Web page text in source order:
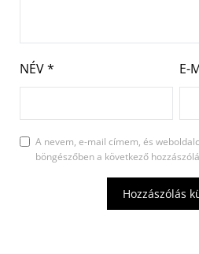
NÉV* E-
A nevem, e-mail címem, és
böngészőben a következő